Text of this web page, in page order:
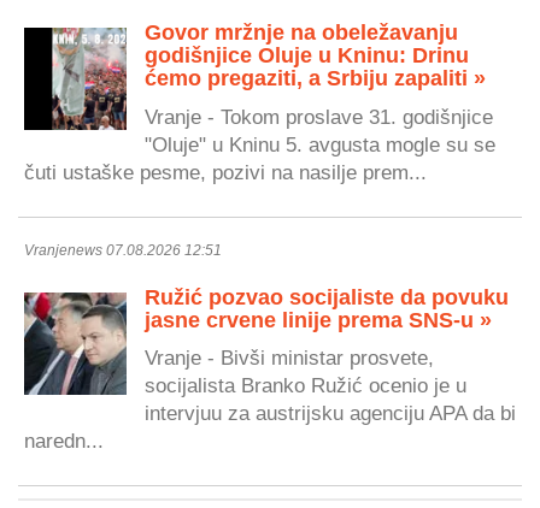
Govor mržnje na obeležavanju
godišnjice Oluje u Kninu: Drinu
ćemo pregaziti, a Srbiju zapaliti »
Vranje - Tokom proslave 31. godišnjice
"Oluje" u Kninu 5. avgusta mogle su se
čuti ustaške pesme, pozivi na nasilje prem...
Vranjenews 07.08.2026 12:51
Ružić pozvao socijaliste da povuku
jasne crvene linije prema SNS-u »
Vranje - Bivši ministar prosvete,
socijalista Branko Ružić ocenio je u
intervjuu za austrijsku agenciju APA da bi
naredn...